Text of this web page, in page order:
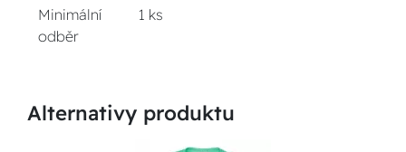
Minimální
odběr
1 ks
Alternativy produktu